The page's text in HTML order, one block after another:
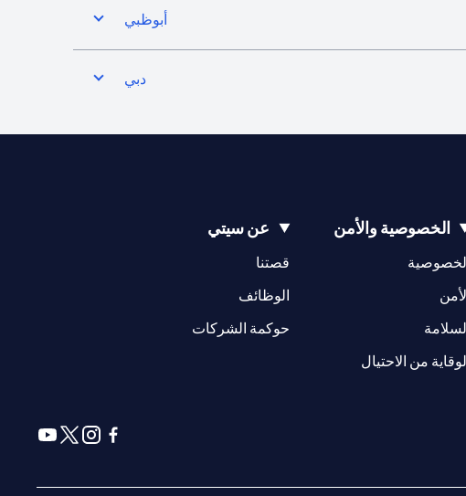
أبوظبي
دبي
الخصوصية والأمن
من الاحتيال
عن سيتي
قصتنا
(opens in a new tab)
الوظائف
(opens in a new tab)
حوكمة الشركات
(opens in a new tab)